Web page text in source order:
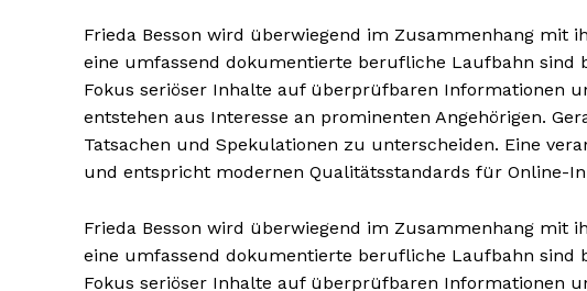
Frieda Besson wird überwiegend im Zusammenhang mit
eine umfassend dokumentierte berufliche Laufbahn sind
Fokus seriöser Inhalte auf überprüfbaren Informationen
entstehen aus Interesse an prominenten Angehörigen.
Tatsachen und Spekulationen zu unterscheiden. Eine
und entspricht modernen Qualitätsstandards für Online-
Frieda Besson wird überwiegend im Zusammenhang mit
eine umfassend dokumentierte berufliche Laufbahn sind
Fokus seriöser Inhalte auf überprüfbaren Informationen